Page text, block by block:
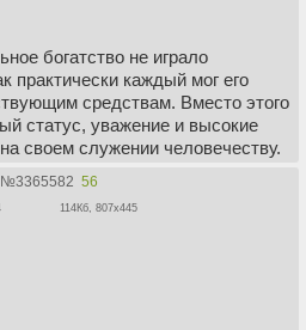
богатство не играло
практически каждый мог его
средствам. Вместо этого
статус, уважение и высокие
своем служении человечеству.
почетного в знак признания
Это служение могло
№3365582 56
114Кб, 807x445